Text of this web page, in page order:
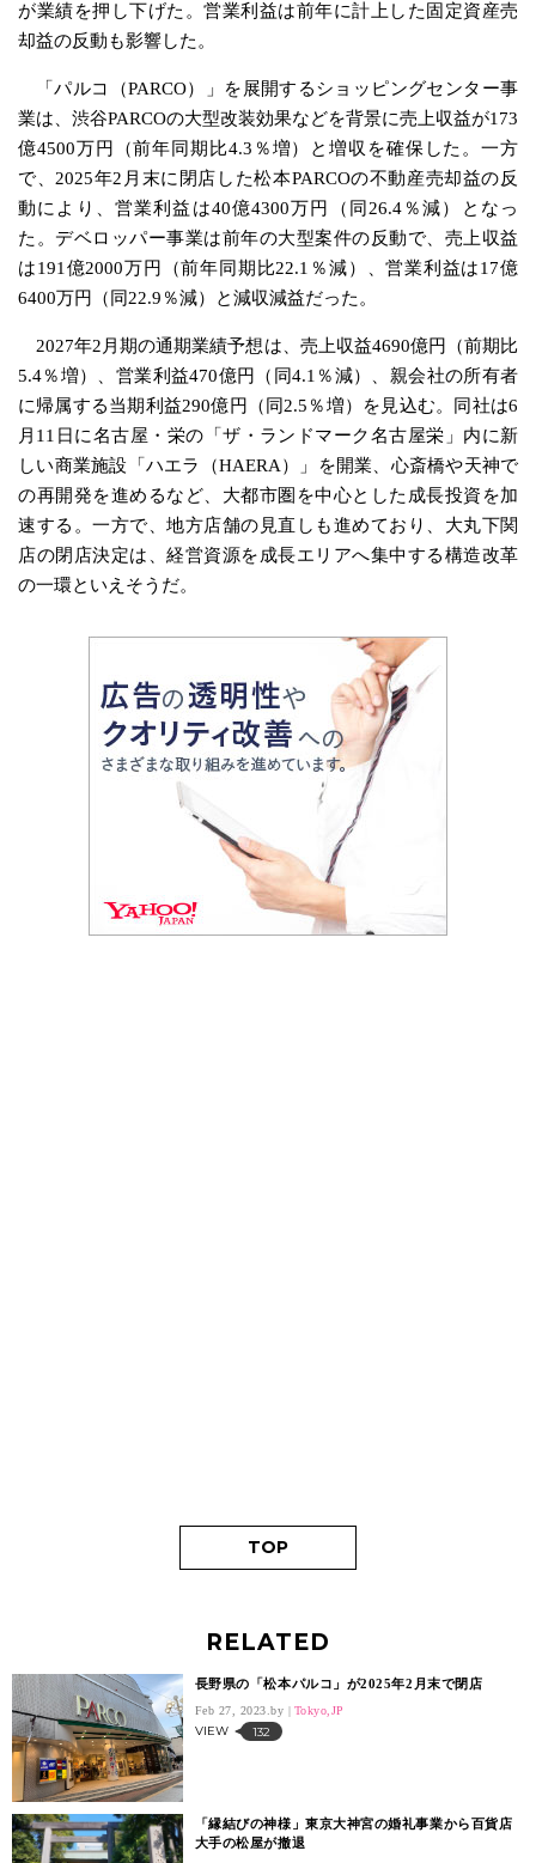
が業績を押し下げた。営業利益は前年に計上した固定資産売
却益の反動も影響した。
「パルコ（PARCO）」を展開するショッピングセンター事
業は、渋谷PARCOの大型改装効果などを背景に売上収益が173
億4500万円（前年同期比4.3％増）と増収を確保した。一方
で、2025年2月末に閉店した松本PARCOの不動産売却益の反
動により、営業利益は40億4300万円（同26.4％減）となっ
た。デベロッパー事業は前年の大型案件の反動で、売上収益
は191億2000万円（前年同期比22.1％減）、営業利益は17億
6400万円（同22.9％減）と減収減益だった。
2027年2月期の通期業績予想は、売上収益4690億円（前期比
5.4％増）、営業利益470億円（同4.1％減）、親会社の所有者
に帰属する当期利益290億円（同2.5％増）を見込む。同社は6
月11日に名古屋・栄の「ザ・ランドマーク名古屋栄」内に新
しい商業施設「ハエラ（HAERA）」を開業、心斎橋や天神で
の再開発を進めるなど、大都市圏を中心とした成長投資を加
速する。一方で、地方店舗の見直しも進めており、大丸下関
店の閉店決定は、経営資源を成長エリアへ集中する構造改革
の一環といえそうだ。
TOP
RELATED
長野県の「松本パルコ」が2025年2月末で閉店
Feb 27, 2023. Tokyo,JP
VIEW 132
「縁結びの神様」東京大神宮の婚礼事業から百貨店
大手の松屋が撤退